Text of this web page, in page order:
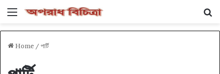
Menu
Home / পার্টি